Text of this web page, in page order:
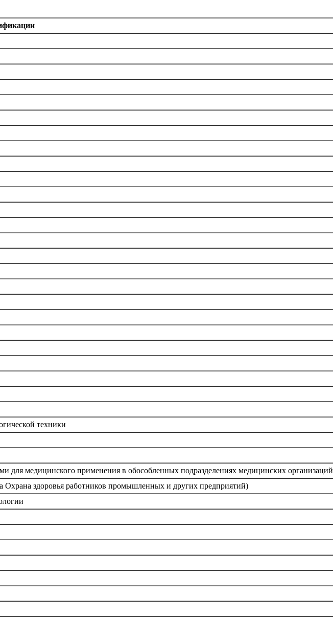
техники
для медицинского применения в обособленных подразделениях медицинских организаций
Охрана здоровья работников промышленных и других предприятий)